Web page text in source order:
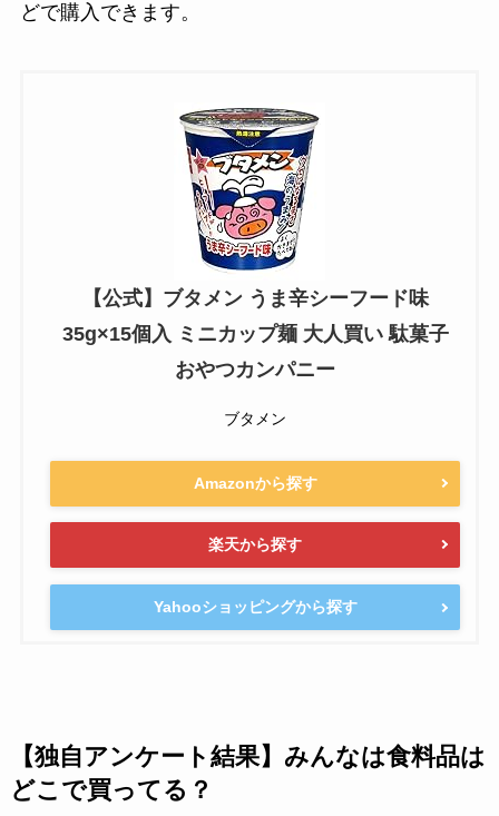
どで購入できます。
【公式】ブタメン うま辛シーフード味
35g×15個入 ミニカップ麺 大人買い 駄菓子
おやつカンパニー
ブタメン
Amazonから探す
楽天から探す
Yahooショッピングから探す
【独自アンケート結果】みんなは食料品は
どこで買ってる？